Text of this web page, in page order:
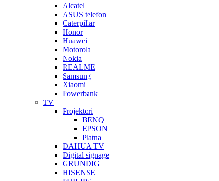
Alcatel
ASUS telefon
Caterpillar
Honor
Huawei
Motorola
Nokia
REALME
Samsung
Xiaomi
Powerbank
TV
Projektori
BENQ
EPSON
Platna
DAHUA TV
Digital signage
GRUNDIG
HISENSE